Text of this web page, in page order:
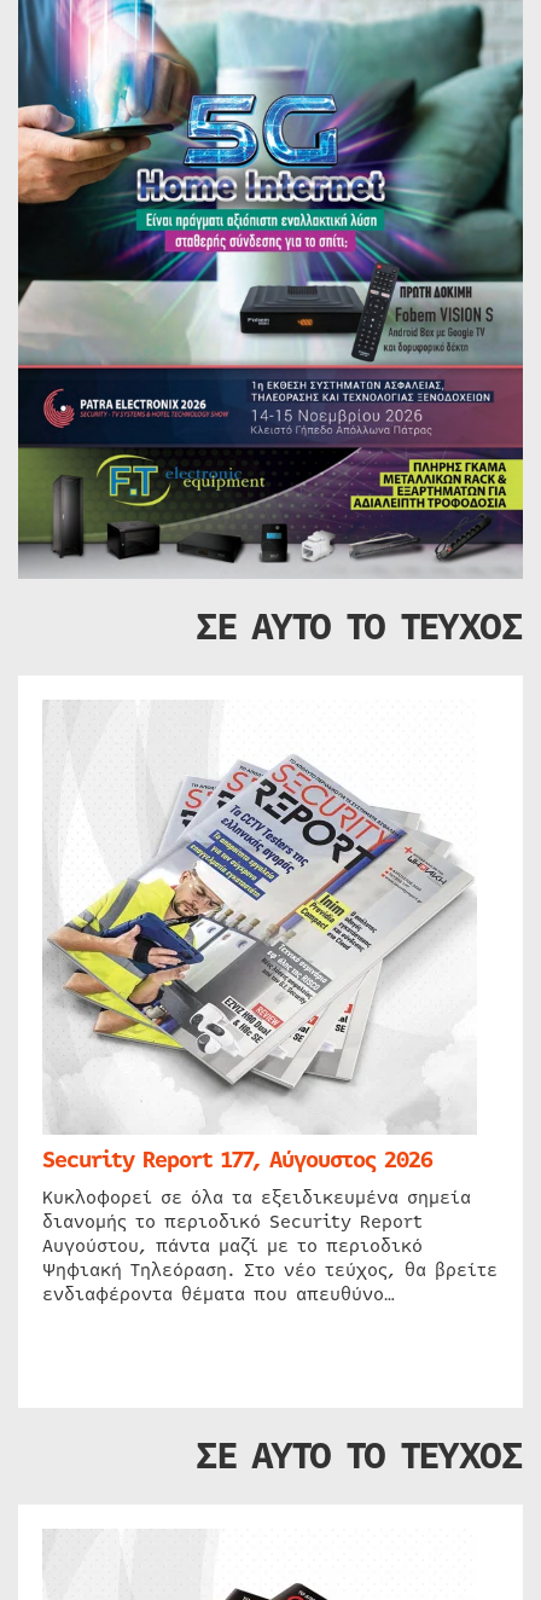
ΣΕ ΑΥΤΟ ΤΟ ΤΕΥΧΟΣ
Security Report 177, Αύγουστος 2026
Κυκλοφορεί σε όλα τα εξειδικευμένα σημεία
διανομής το περιοδικό Security Report
Αυγούστου, πάντα μαζί με το περιοδικό
Ψηφιακή Τηλεόραση. Στο νέο τεύχος, θα βρείτε
ενδιαφέροντα θέματα που απευθύνο…
ΣΕ ΑΥΤΟ ΤΟ ΤΕΥΧΟΣ